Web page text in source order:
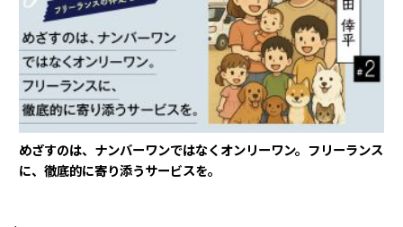
めざすのは、ナンバーワンではなくオンリーワン。フリーランス
に、徹底的に寄り添うサービスを。